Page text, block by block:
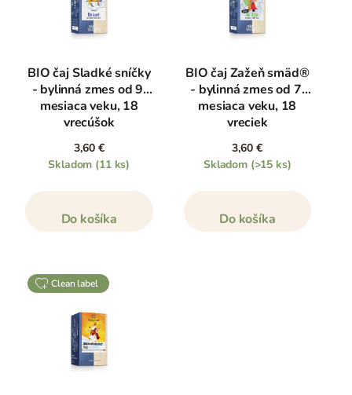
BIO čaj Sladké sníčky
- bylinná zmes od 9.
mesiaca veku, 18
vrecúšok
3,60 €
Skladom (11 ks)
Do košíka
BIO čaj Zažeň smäd®
- bylinná zmes od 7.
mesiaca veku, 18
vreciek
3,60 €
Skladom (>15 ks)
Do košíka
clean label